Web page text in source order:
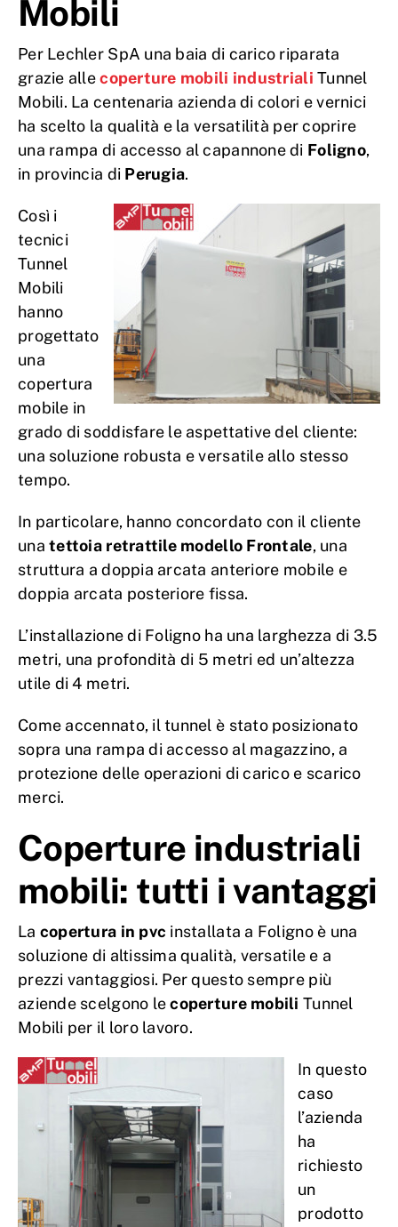
Mobili
Per Lechler SpA una baia di carico riparata
grazie allecoperture mobili industriali Tunnel
Mobili. La centenaria azienda di colori e vernici
ha scelto la qualità e la versatilità per coprire
una rampa di accesso al capannone di Foligno,
in provincia di Perugia.
Così i
tecnici
Tunnel
Mobili
hanno
progettato
una
copertura
mobile in
grado di soddisfare le aspettative del cliente:
una soluzione robusta e versatile allo stesso
tempo.
In particolare, hanno concordato con il cliente
unatettoia retrattile modello Frontale, una
struttura a doppia arcata anteriore mobile e
doppia arcata posteriore fissa.
L’installazione di Foligno ha una larghezza di 3.5
metri, una profondità di 5 metri ed un’altezza
utile di 4 metri.
Come accennato, il tunnel è stato posizionato
sopra una rampa di accesso al magazzino, a
protezione delle operazioni di carico e scarico
merci.
Coperture industriali
mobili: tutti i vantaggi
La copertura in pvc installata a Foligno è una
soluzione di altissima qualità, versatile e a
prezzi vantaggiosi. Per questo sempre più
aziende scelgono lecoperture mobili Tunnel
Mobili per il loro lavoro.
In questo
caso
l’azienda
ha
richiesto
un
prodotto